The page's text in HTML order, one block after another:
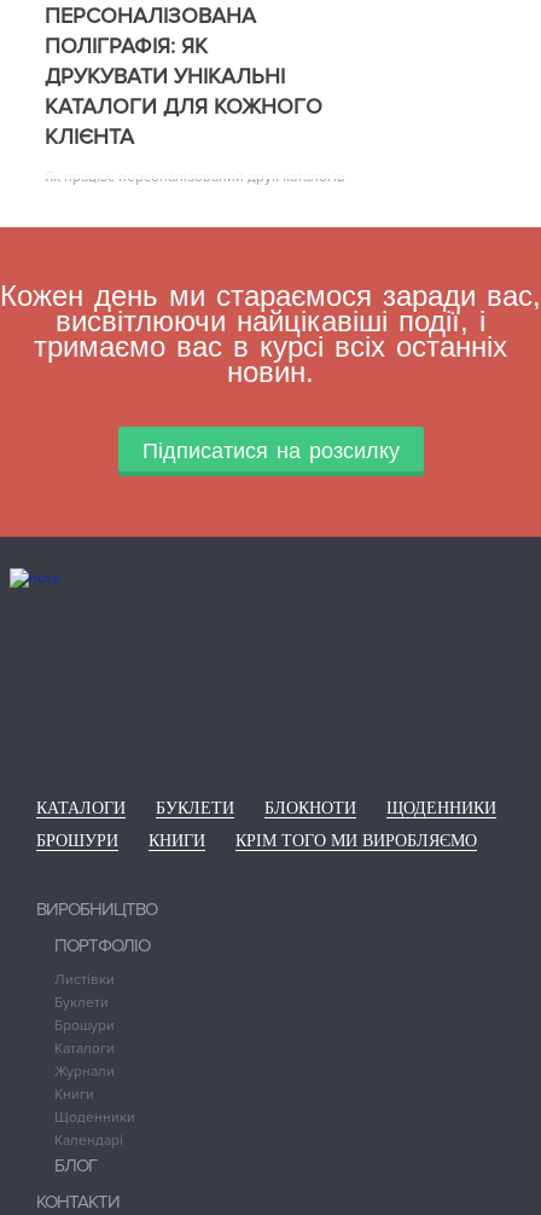
ПЕРСОНАЛІЗОВАНА
ПОЛІГРАФІЯ: ЯК
ДРУКУВАТИ УНІКАЛЬНІ
КАТАЛОГИ ДЛЯ КОЖНОГО
КЛІЄНТА
Як працює персоналізований друк каталогів
Кожен день ми стараємося заради вас,
висвітлюючи найцікавіші події, і
тримаємо вас в курсі всіх останніх
новин.
Підписатися на розсилку
КАТАЛОГИ БУКЛЕТИ БЛОКНОТИ
ЩОДЕННИКИ
БРОШУРИ
КНИГИ КРІМ ТОГО МИ ВИРОБЛЯЄМО
ВИРОБНИЦТВО
ПОРТФОЛІО
Листівки
Буклети
Брошури
Каталоги
Журнали
Книги
Щоденники
Календарі
БЛОГ
КОНТАКТИ